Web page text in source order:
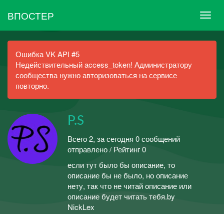
ВПОСТЕР
Ошибка VK API #5
Недействительный access_token! Администратору
сообщества нужно авторизоваться на сервисе
повторно.
P.S
Всего 2, за сегодня 0 сообщений
отправлено / Рейтинг 0
если тут было бы описание, то
описание бы не было, но описание
нету, так что не читай описание или
описание будет читать тебя.by
NickLex